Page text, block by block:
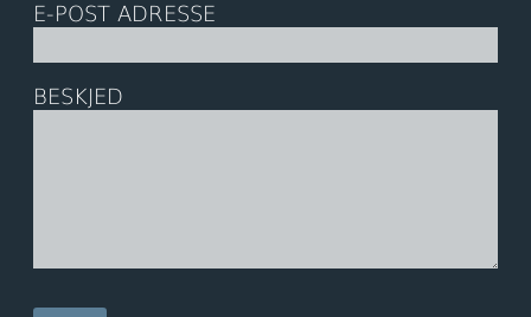
E-POST ADRESSE
BESKJED